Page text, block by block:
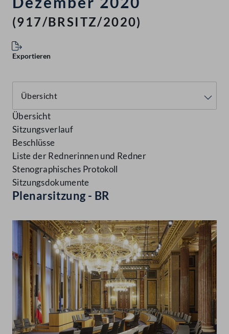
(917/BRSITZ/2020)
Exportieren
Übersicht
Sitzungsverlauf
Beschlüsse
Liste der Rednerinnen und Redner
Stenographisches Protokoll
Sitzungsdokumente
Plenarsitzung - BR